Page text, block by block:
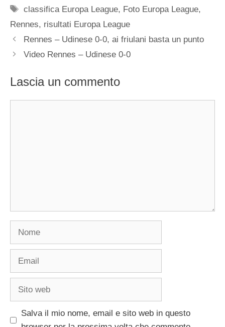
Tag
classifica Europa League, Foto Europa League,
Rennes, risultati Europa League
Rennes – Udinese 0-0, ai friulani basta un punto
Video Rennes – Udinese 0-0
Lascia un commento
Nome
Email
Sito
Salva il mio nome, email e sito web in questo